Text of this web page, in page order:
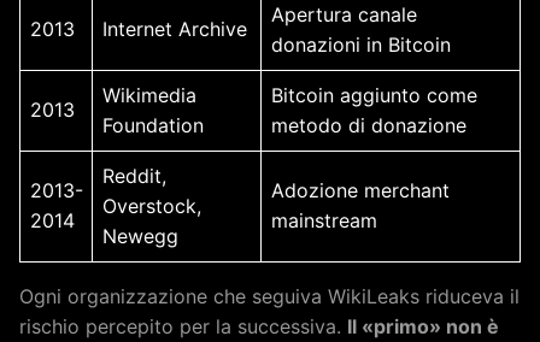
2013 Internet Archive
Apertura canale
donazioni in Bitcoin
2013
Wikimedia
Foundation
Bitcoin aggiunto come
metodo di donazione
2013-
2014
Reddit,
Overstock,
Newegg
Adozione merchant
mainstream
Ogni organizzazione che seguiva WikiLeaks riduceva il
rischio percepito per la successiva. Il «primo» non è